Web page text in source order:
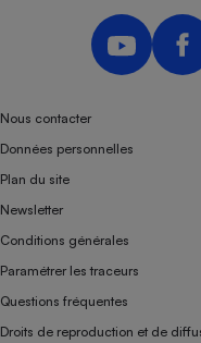
Nous contacter
Données personnelles
Plan du site
Newsletter
Conditions générales
Paramétrer les traceurs
Questions fréquentes
Droits de reproduction et de